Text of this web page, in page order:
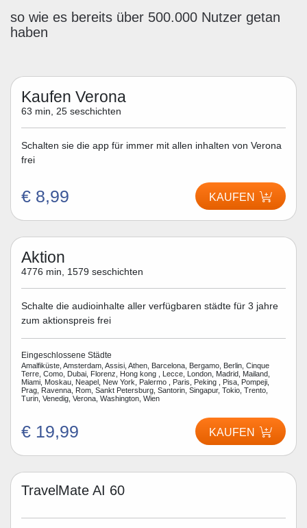
so wie es bereits über 500.000 Nutzer getan
haben
Kaufen Verona
63 min, 25 seschichten
Schalten sie die app für immer mit allen inhalten von Verona
frei
€ 8,99 KAUFEN
Aktion
4776 min, 1579 seschichten
Schalte die audioinhalte aller verfügbaren städte für 3 jahre
zum aktionspreis frei
Eingeschlossene Städte
Amalfiküste, Amsterdam, Assisi, Athen, Barcelona, Bergamo, Berlin, Cinque
Terre, Como, Dubai, Florenz, Hong kong , Lecce, London, Madrid, Mailand,
Miami, Moskau, Neapel, New York, Palermo , Paris, Peking , Pisa, Pompeji,
Prag, Ravenna, Rom, Sankt Petersburg, Santorin, Singapur, Tokio, Trento,
Turin, Venedig, Verona, Washington, Wien
€ 19,99 KAUFEN
TravelMate AI 60